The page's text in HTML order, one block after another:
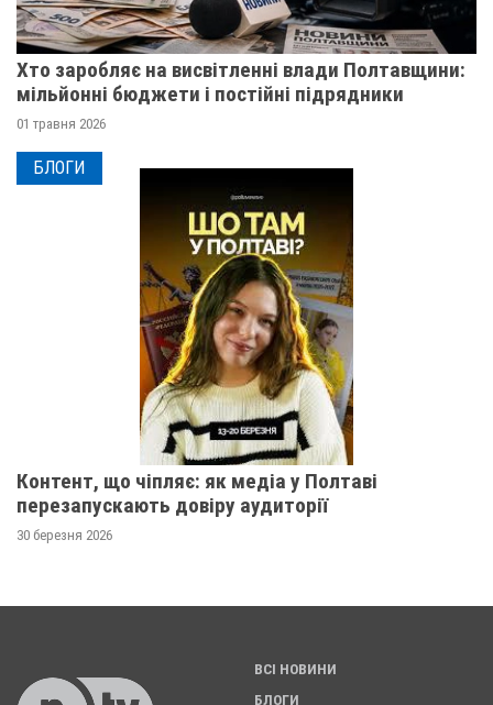
Хто заробляє на висвітленні влади Полтавщини:
мільйонні бюджети і постійні підрядники
01 травня 2026
БЛОГИ
Контент, що чіпляє: як медіа у Полтаві
перезапускають довіру аудиторії
30 березня 2026
ВСІ НОВИНИ
БЛОГИ